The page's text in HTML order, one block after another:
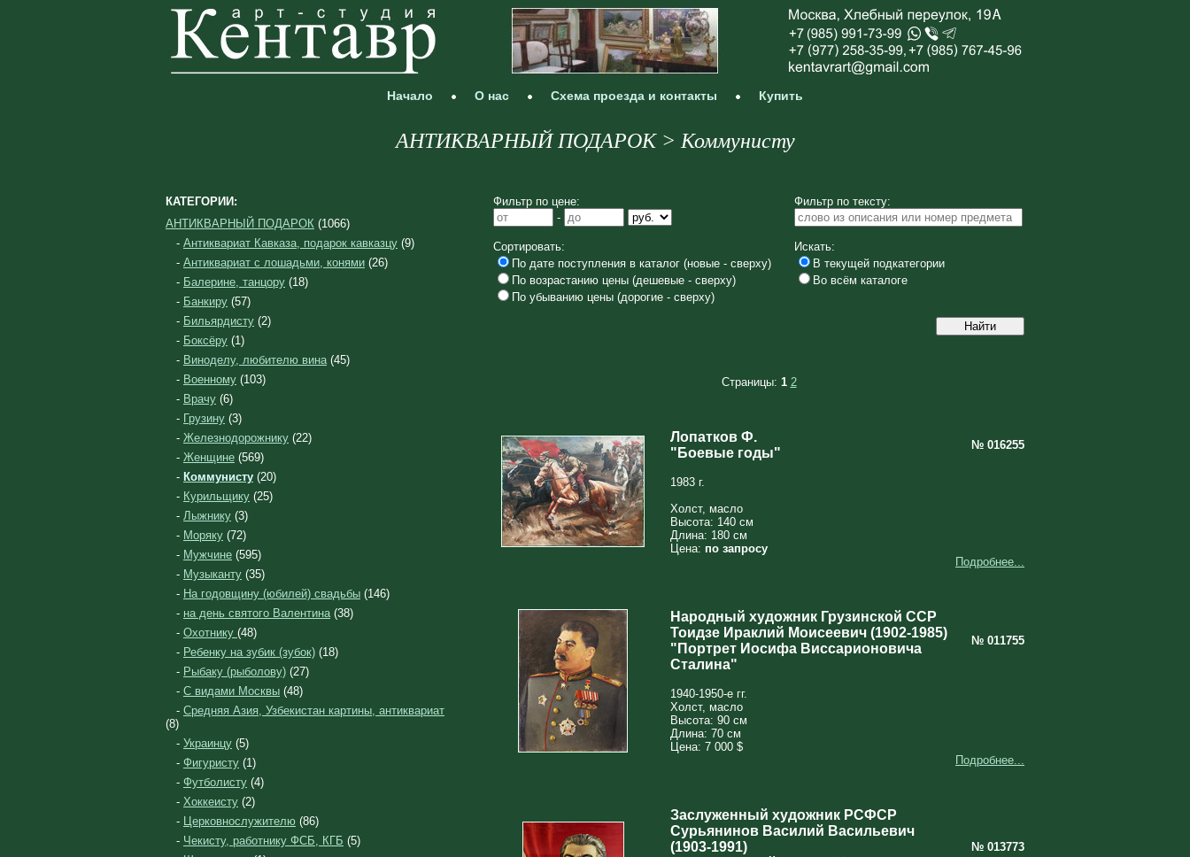
Начало О нас Схема проезда и контакты Купить
АНТИКВАРНЫЙ ПОДАРОК > Коммунисту
КАТЕГОРИИ:
АНТИКВАРНЫЙ ПОДАРОК (1066)
- Антиквариат Кавказа, подарок кавказцу (9)
- Антиквариат с лошадьми, конями (26)
- Балерине, танцору (18)
- Банкиру (57)
- Бильярдисту (2)
- Боксёру (1)
- Виноделу, любителю вина(45)
- Военному (103)
- Врачу (6)
- Грузину (3)
- Железнодорожнику (22)
- Женщине (569)
- Коммунисту (20)
- Курильщику (25)
- Лыжнику (3)
- Моряку (72)
- Мужчине (595)
- Музыканту (35)
- На годовщину (юбилей) свадьбы (146)
- на день святого Валентина(38)
- Охотнику (48)
- Ребенку на зубик (зубок) (18)
- Рыбаку (рыболову) (27)
- С видами Москвы (48)
- Средняя Азия, Узбекистан картины, антиквариат
(8)
- Украинцу (5)
- Фигуристу (1)
- Футболисту (4)
- Хоккеисту (2)
- Церковнослужителю (86)
- Чекисту, работнику ФСБ, КГБ (5)
Фильтр по цене:
-
Фильтр по тексту:
Сортировать:
По дате поступления в каталог (новые - сверху)
По возрастанию цены (дешевые - сверху)
По убыванию цены (дорогие - сверху)
Искать:
В текущей подкатегории
Во всём каталоге
Страницы: 1 2
Лопатков Ф.
"Боевые годы"
№ 016255
1983 г.
Холст, масло
Высота: 140 см
Длина: 180 см
Цена: по запросу
Подробнее...
Народный художник Грузинской ССР
Тоидзе Ираклий Моисеевич (1902-1985)
"Портрет Иосифа Виссарионовича
Сталина"
№ 011755
1940-1950-е гг.
Холст, масло
Высота: 90 см
Длина: 70 см
Цена: 7 000 $
Подробнее...
Заслуженный художник РСФСР
Сурьянинов Василий Васильевич
(1903-1991)
№ 013773